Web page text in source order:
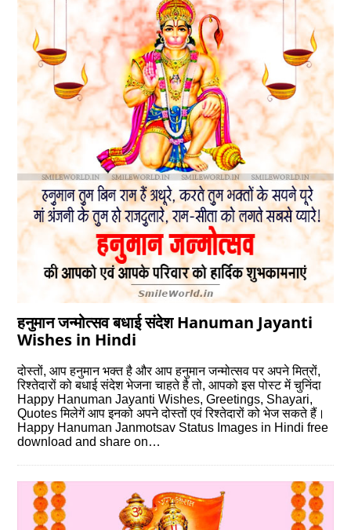
हनुमान जन्मोत्सव बधाई संदेश Hanuman Jayanti
Wishes in Hindi
दोस्‍तों, आप हनुमान भक्त है और आप हनुमान जन्‍मोत्‍सव पर अपने मित्रों,
रिश्‍तेदारों को बधाई संदेश भेजना चाहते है तो, आपको इस पोस्‍ट में चुनिंदा
Happy Hanuman Jayanti Wishes, Greetings, Shayari,
Quotes मिलेगें आप इनको अपने दोस्‍तों एवं रिश्‍तेदारों को भेज सकते हैं।
Happy Hanuman Janmotsav Status Images in Hindi free
download and share on…